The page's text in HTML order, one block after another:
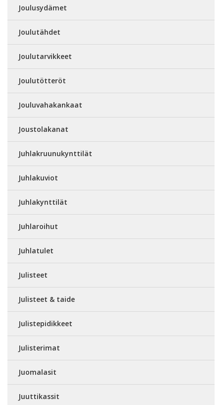
Joulusydämet
Joulutähdet
Joulutarvikkeet
Joulutötteröt
Jouluvahakankaat
Joustolakanat
Juhlakruunukynttilät
Juhlakuviot
Juhlakynttilät
Juhlaroihut
Juhlatulet
Julisteet
Julisteet & taide
Julistepidikkeet
Julisterimat
Juomalasit
Juuttikassit